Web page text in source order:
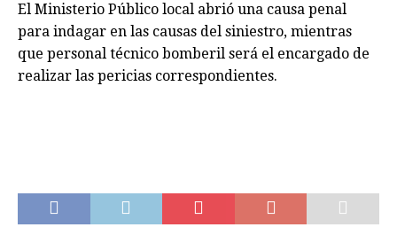
El Ministerio Público local abrió una causa penal
para indagar en las causas del siniestro, mientras
que personal técnico bomberil será el encargado de
realizar las pericias correspondientes.